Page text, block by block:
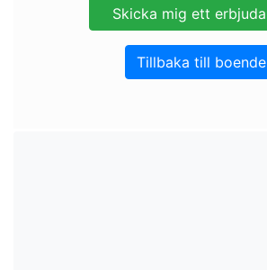
Tillbaka till boende